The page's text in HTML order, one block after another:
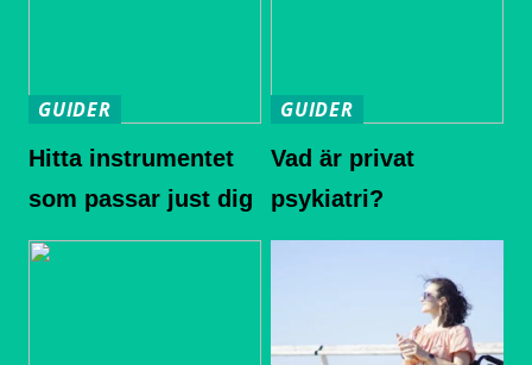
GUIDER
Hitta instrumentet
som passar just dig
GUIDER
Vad är privat
psykiatri?